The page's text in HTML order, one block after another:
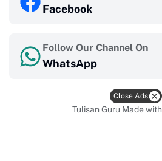
Close Ads
Facebook
Follow Our Channel On
WhatsApp
Tulisan Guru Made with